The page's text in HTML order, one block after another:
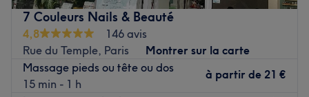
besoins.
Transport public le plus proche
À cinq minutes à pied de la gare du RER de Châtelet-
Les-Halles.
7 Couleurs Nails & Beauté
4,8
146 avis
Rue du Temple, Paris
Montrer sur la carte
Massage pieds ou tête ou dos
15 min - 1 h
à partir de 21 €